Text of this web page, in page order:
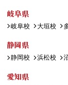
岐阜県
岐阜校 大垣校
静岡県
静岡校 浜松校
愛知県